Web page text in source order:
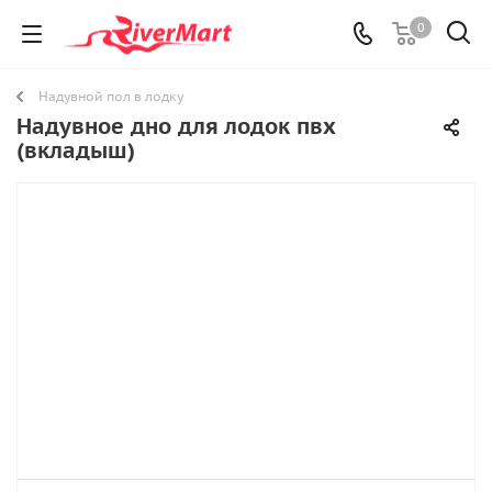
0
Надувной пол в лодку
Надувное дно для лодок пвх
(вкладыш)